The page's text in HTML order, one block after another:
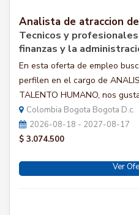
Analista de atraccion
Tecnicos y
finanzas y la
En esta oferta de empleo
perfilen en el cargo de
TALENTO HUMANO, nos
Colombia Bogota Bogota D.c.
2026-08-18 - 2027-08-17
$ 3.074.500
Ver